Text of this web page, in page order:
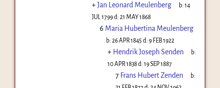
+Jan Leonard Meulenberg b:14
JUL 1799d: 21 MAY 1868
6 Maria Hubertina Meulenberg
b:26 APR 1845 d:9 FEB 1922
+ Hendrik Joseph Senden
b:
10 APR 1838d: 19 SEP 1887
7 Frans Hubert Zenden
b: